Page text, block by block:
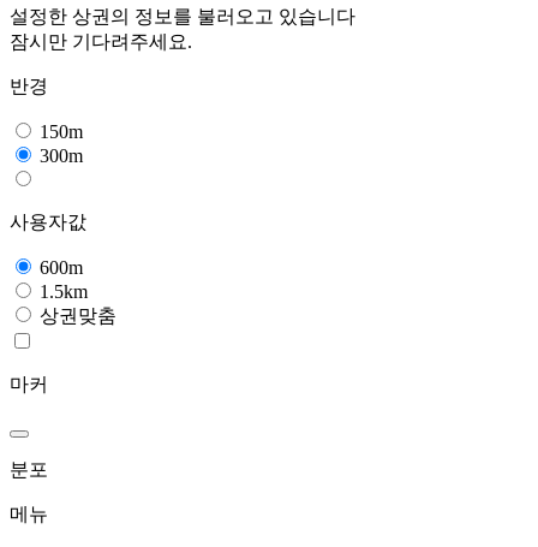
설정한 상권의 정보를 불러오고 있습니다
잠시만 기다려주세요.
반경
150m
300m
사용자값
600m
1.5km
상권맞춤
마커
분포
메뉴